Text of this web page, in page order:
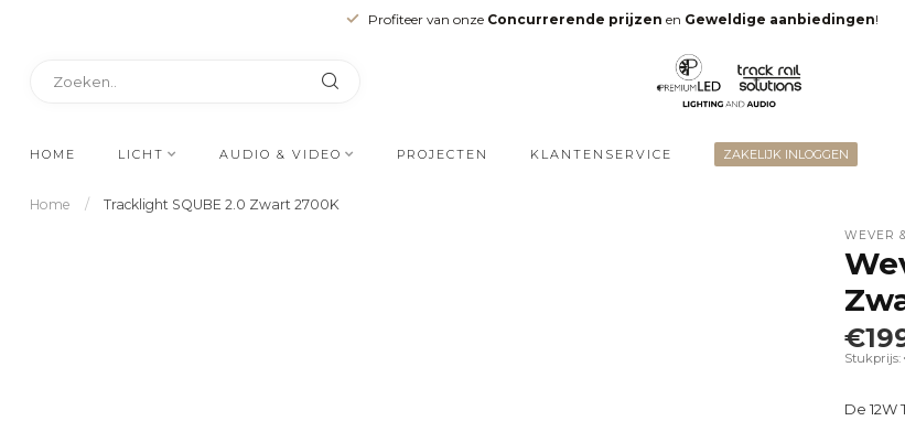
Profiteer van onze Concurrerende prijzen en Geweldige aanbiedingen!
HOME LICHT AUDIO & VIDEO PROJECTEN KLANTENSERVICE ZAKELIJK INLOGGEN
Home / Tracklight SQUBE 2.0 Zwart 2700K
WEVER
Stukprijs:
De